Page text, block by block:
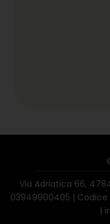
Via Adriatica 66,
03949900405 | Codice
|